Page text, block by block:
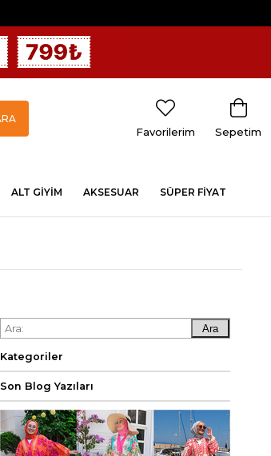
Sepetim
Favorilerim
ALT GİYİM AKSESUAR SÜPER FİYAT
Ara
Kategoriler
Son Blog Yazıları